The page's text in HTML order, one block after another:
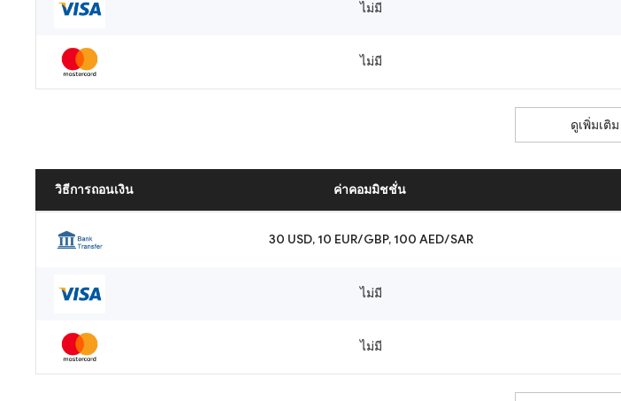
ไม่มี
ไม่มี
ดูเพิ่มเติม
วิธีการถอนเงิน ค่าคอมมิชชั่น
30 USD, 10 EUR/GBP, 100 AED/SAR
ไม่มี
ไม่มี